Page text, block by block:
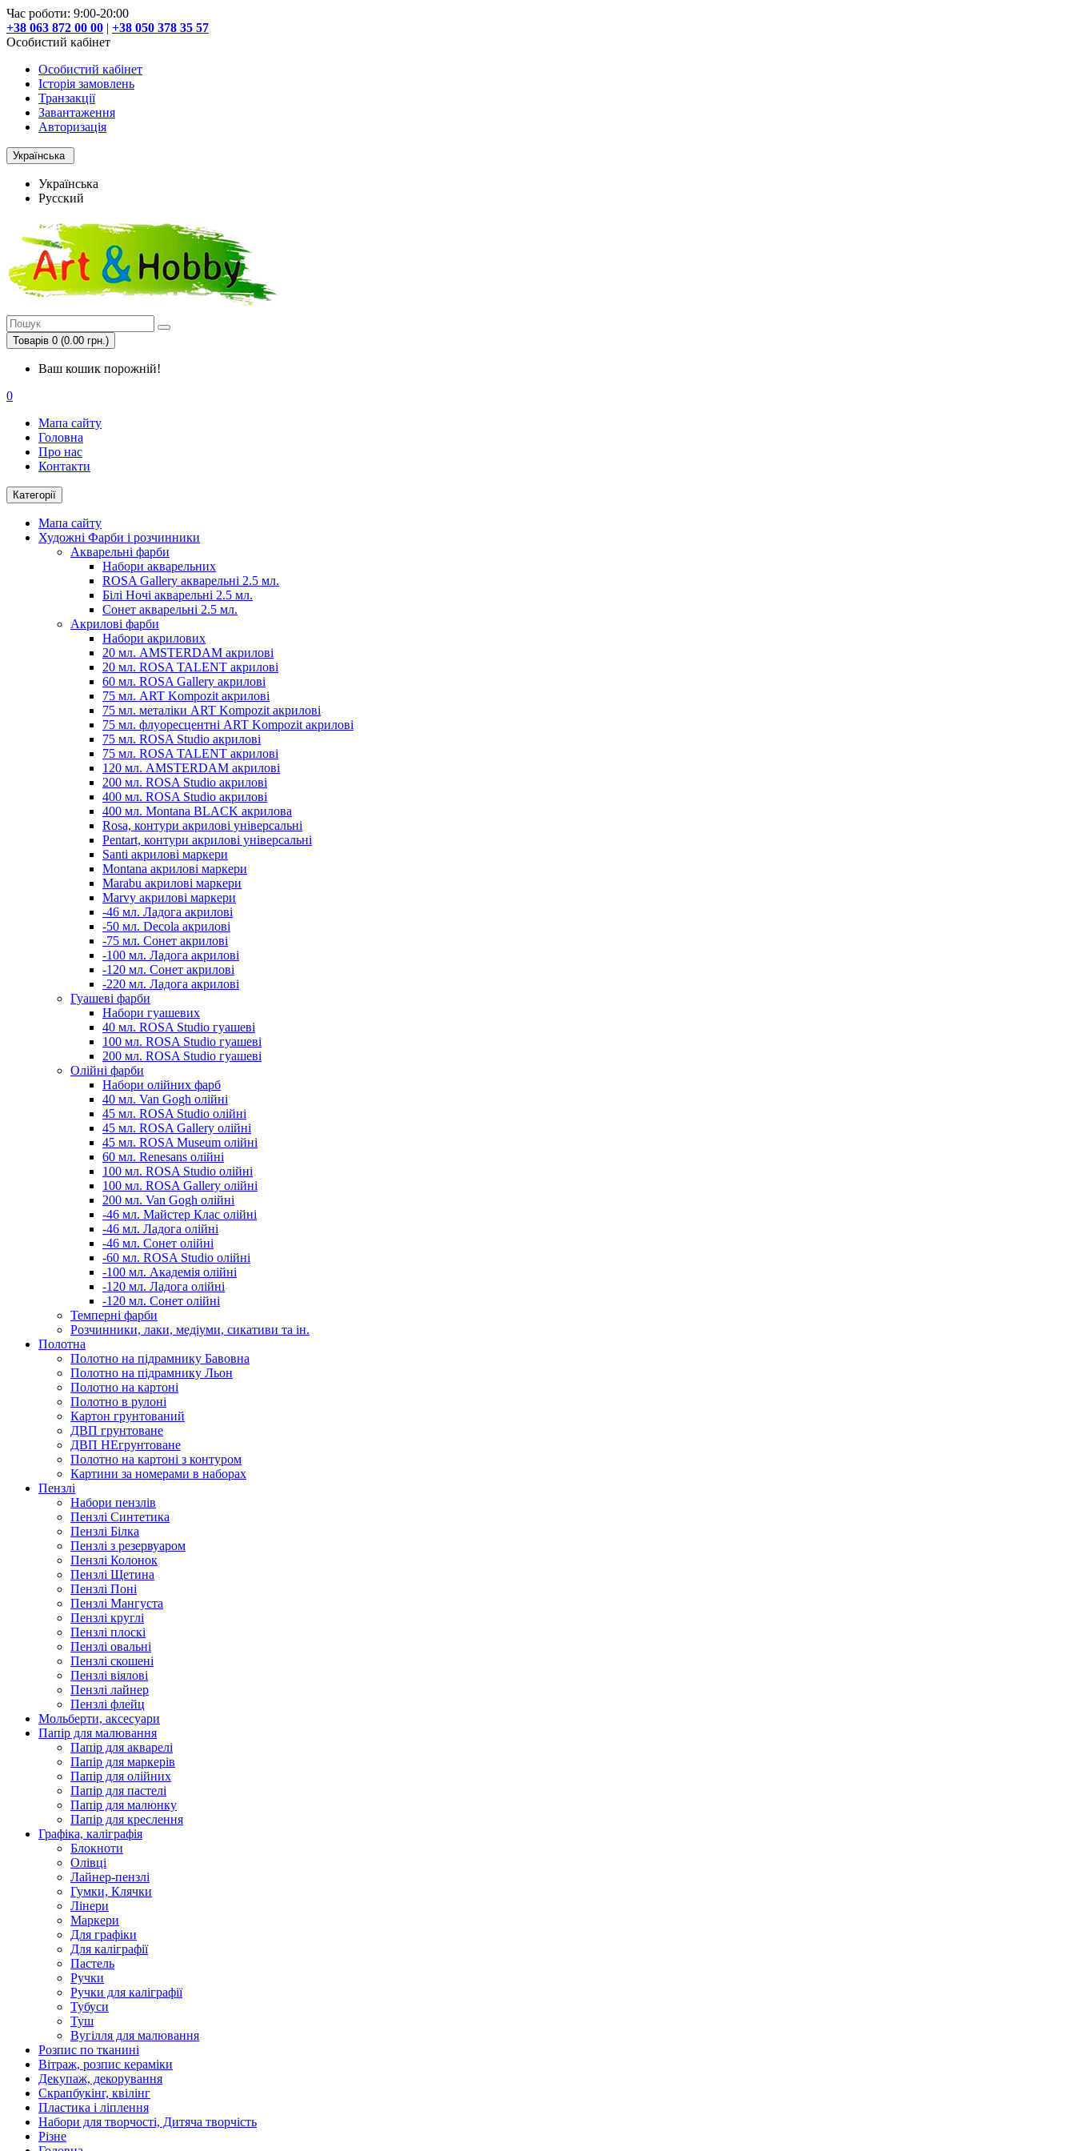
Час роботи: 9:00-20:00
+38 063 872 00 00 | +38 050 378 35 57
Особистий кабінет
Особистий кабінет
Історія замовлень
Транзакції
Завантаження
Авторизація
Українська
Українська
Русский
Товарів 0 (0.00 грн.)
Ваш кошик порожній!
0
Мапа сайту
Головна
Про нас
Контакти
Категорії
Мапа сайту
Художні Фарби і розчинники
Акварельні фарби
Набори акварельних
ROSA Gallery акварельні 2.5 мл.
Білі Ночі акварельні 2.5 мл.
Сонет акварельні 2.5 мл.
Акрилові фарби
Набори акрилових
20 мл. AMSTERDAM акрилові
20 мл. ROSA TALENT акрилові
60 мл. ROSA Gallery акрилові
75 мл. ART Kompozit акрилові
75 мл. металіки ART Kompozit акрилові
75 мл. флуоресцентні ART Kompozit акрилові
75 мл. ROSA Studio акрилові
75 мл. ROSA TALENT акрилові
120 мл. AMSTERDAM акрилові
200 мл. ROSA Studio акрилові
400 мл. ROSA Studio акрилові
400 мл. Montana BLACK акрилова
Rosa, контури акрилові універсальні
Pentart, контури акрилові універсальні
Santi акрилові маркери
Montana акрилові маркери
Marabu акрилові маркери
Marvy акрилові маркери
-46 мл. Ладога акрилові
-50 мл. Decola акрилові
-75 мл. Сонет акрилові
-100 мл. Ладога акрилові
-120 мл. Сонет акрилові
-220 мл. Ладога акрилові
Гуашеві фарби
Набори гуашевих
40 мл. ROSA Studio гуашеві
100 мл. ROSA Studio гуашеві
200 мл. ROSA Studio гуашеві
Олійні фарби
Набори олійних фарб
40 мл. Van Gogh олійні
45 мл. ROSA Studio олійні
45 мл. ROSA Gallery олійні
45 мл. ROSA Museum олійні
60 мл. Renesans олійні
100 мл. ROSA Studio олійні
100 мл. ROSA Gallery олійні
200 мл. Van Gogh олійні
-46 мл. Майстер Клас олійні
-46 мл. Ладога олійні
-46 мл. Сонет олійні
-60 мл. ROSA Studio олійні
-100 мл. Академія олійні
-120 мл. Ладога олійні
-120 мл. Сонет олійні
Темперні фарби
Розчинники, лаки, медіуми, сикативи та ін.
Полотна
Полотно на підрамнику Бавовна
Полотно на підрамнику Льон
Полотно на картоні
Полотно в рулоні
Картон грунтований
ДВП грунтоване
ДВП НЕгрунтоване
Полотно на картоні з контуром
Картини за номерами в наборах
Пензлі
Набори пензлів
Пензлі Синтетика
Пензлі Білка
Пензлі з резервуаром
Пензлі Колонок
Пензлі Щетина
Пензлі Поні
Пензлі Мангуста
Пензлі круглі
Пензлі плоскі
Пензлі овальні
Пензлі скошені
Пензлі віялові
Пензлі лайнер
Пензлі флейц
Мольберти, аксесуари
Папір для малювання
Папір для акварелі
Папір для маркерів
Папір для олійних
Папір для пастелі
Папір для малюнку
Папір для креслення
Графіка, каліграфія
Блокноти
Олівці
Лайнер-пензлі
Гумки, Клячки
Лінери
Маркери
Для графіки
Для каліграфії
Пастель
Ручки
Ручки для каліграфії
Тубуси
Туш
Вугілля для малювання
Розпис по тканині
Вітраж, розпис кераміки
Декупаж, декорування
Скрапбукінг, квілінг
Пластика і ліплення
Набори для творчості, Дитяча творчість
Різне